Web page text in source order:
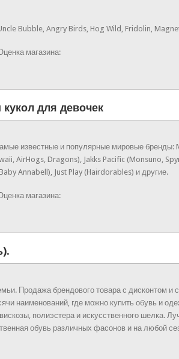
Bubble, Angry Birds, Hog Wild, Fridolin,
магазина:
для девочек
известные и популярные мировые бренды:
AirHogs, Dragons), Jakks Pacific (Monsuno,
Annabell), Just Play (Hairdorables) и другие.
магазина:
Продажа брендового товара с дисконтом и
наименований, где можно купить обувь и
полиэстера и искусственного шелка.
обувь различных фасонов и на любой